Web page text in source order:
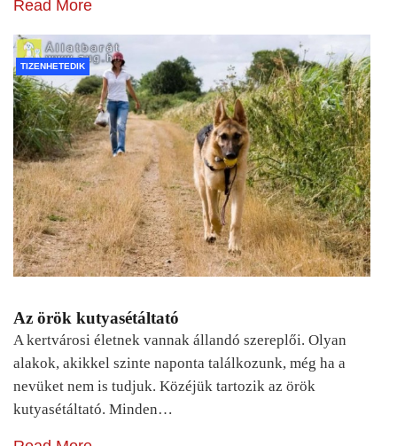
Read More
TIZENHETEDIK
Az örök kutyasétáltató
A kertvárosi életnek vannak állandó szereplői. Olyan
alakok, akikkel szinte naponta találkozunk, még ha a
nevüket nem is tudjuk. Közéjük tartozik az örök
kutyasétáltató. Minden…